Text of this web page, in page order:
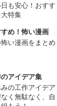
も安心！おすす
特集
め！怖い漫画
い漫画をまとめ
アイデア集
の工作アイデア
く無駄なく、自